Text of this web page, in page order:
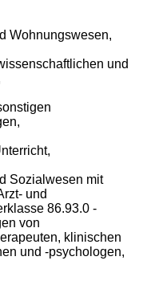
Wohnungswesen,
und
Sozialwesen mit
und
86.93.0 -
von
klinischen
und -psychologen,